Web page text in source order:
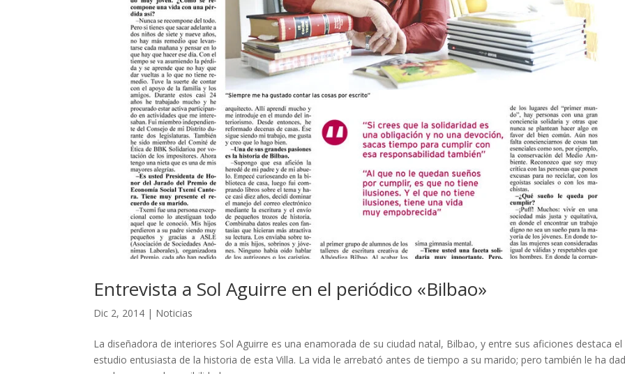
Entrevista a Sol Aguirre en el periódico «Bilbao»
Dic 2, 2014 | Noticias
La diseñadora de interiores Sol Aguirre es una enamorada de su ciudad natal, Bilbao, y entre sus aficiones destaca el
estudio entusiasta de la historia de esta Villa. La vida le arrebató antes de tiempo a su marido; pero también le ha